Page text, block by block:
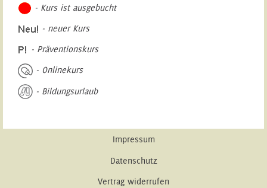
- Kurs ist ausgebucht
- neuer Kurs
- Präventionskurs
- Onlinekurs
- Bildungsurlaub
Impressum
Datenschutz
Vertrag widerrufen